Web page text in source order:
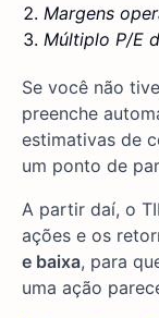
Margens
Múltiplo P/E
Se você não
preenche
estimativas de
um ponto de
A partir daí, o
ações e os
e baixa, para
uma ação